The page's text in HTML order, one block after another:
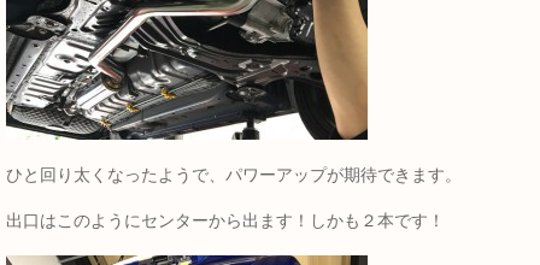
ひと回り太くなったようで、パワーアップが期待できます。
出口はこのようにセンターから出ます！しかも２本です！